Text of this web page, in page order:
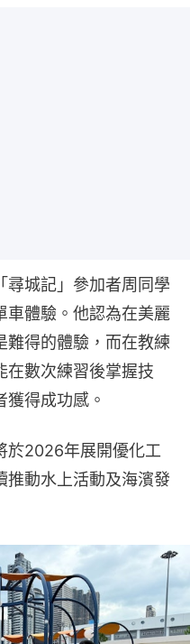
尋城記」參加者周同學
車體驗。他認為在美麗
難得的體驗，而在教練
在數次練習後掌握技
得成功感。
於2026年展開優化工
推動水上活動及海濱發